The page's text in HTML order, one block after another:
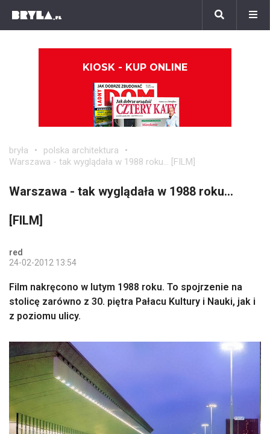
KIOSK - KUP ONLINE
bryła
polska architektura
Warszawa - tak wyglądała w 1988 roku... [FILM]
Warszawa - tak wyglądała w 1988 roku...
[FILM]
red
24-02-2012 13:54
Film nakręcono w lutym 1988 roku. To spojrzenie na
stolicę zarówno z 30. piętra Pałacu Kultury i Nauki, jak i
z poziomu ulicy.